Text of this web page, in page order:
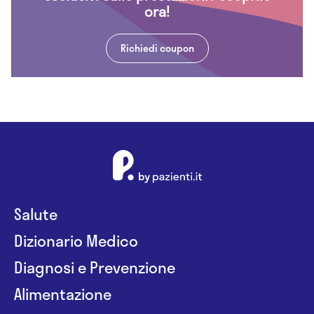
ora!
Richiedi coupon
Salute
Dizionario Medico
Diagnosi e Prevenzione
Alimentazione